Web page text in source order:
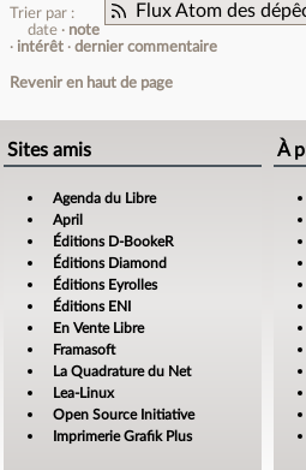
Flux Atom des
Trier par :
date
note
intérêt
dernier commentaire
Revenir en haut de page
Sites amis
Agenda du Libre
April
Éditions D-BookeR
Éditions Diamond
Éditions Eyrolles
Éditions ENI
En Vente Libre
Framasoft
La Quadrature du Net
Lea-Linux
Open Source Initiative
Imprimerie Grafik Plus
À